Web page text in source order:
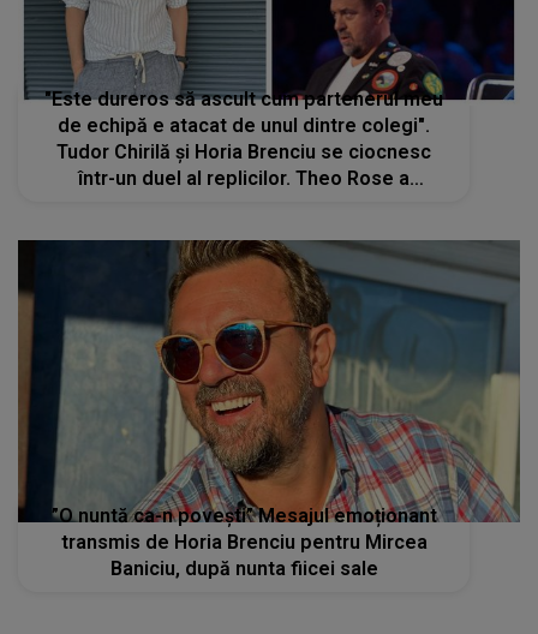
"Este dureros să ascult cum partenerul meu
de echipă e atacat de unul dintre colegi".
Tudor Chirilă și Horia Brenciu se ciocnesc
într-un duel al replicilor. Theo Rose a
”O nuntă ca-n povești” Mesajul emoționant
transmis de Horia Brenciu pentru Mircea
Baniciu, după nunta fiicei sale